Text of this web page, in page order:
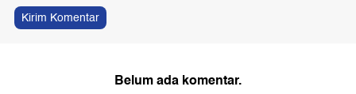
Kirim Komentar
Belum ada komentar.